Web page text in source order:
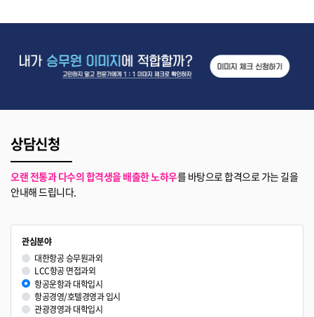
상담신청
오랜 전통과 다수의 합격생을 배출한 노하우를 바탕으로 합격으로 가는 길을
안내해 드립니다.
관심분야
대한항공 승무원과외
LCC항공 면접과외
항공운항과 대학입시
항공경영/호텔경영과 입시
관광경영과 대학입시